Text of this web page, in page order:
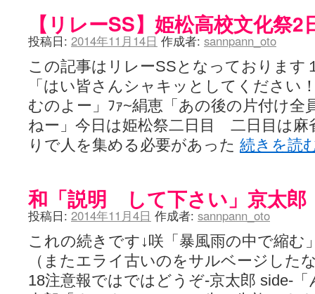
【リレーSS】姫松高校文化祭2
投稿日: 2014年11月14日 作成者: sannpann_oto
この記事はリレーSSとなっております
「はい皆さんシャキッとしてください
むのよー」ﾌｧ~絹恵「あの後の片付け全
ねー」今日は姫松祭二日目 二日目は麻
りで人を集める必要があった 続きを読
和「説明 して下さい」京太郎
投稿日: 2014年11月4日 作成者: sannpann_oto
これの続きです↓咲「暴風雨の中で縮む
（またエライ古いのをサルベージした
18注意報ではではどうぞ-京太郎 side-